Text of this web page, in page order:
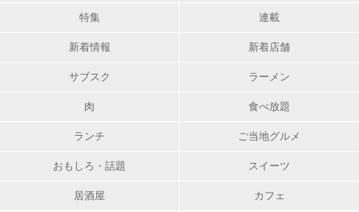
特集 連載
新着情報 新着店舗
サブスク ラーメン
肉 食べ放題
ランチ ご当地グルメ
おもしろ・話題 スイーツ
居酒屋 カフェ